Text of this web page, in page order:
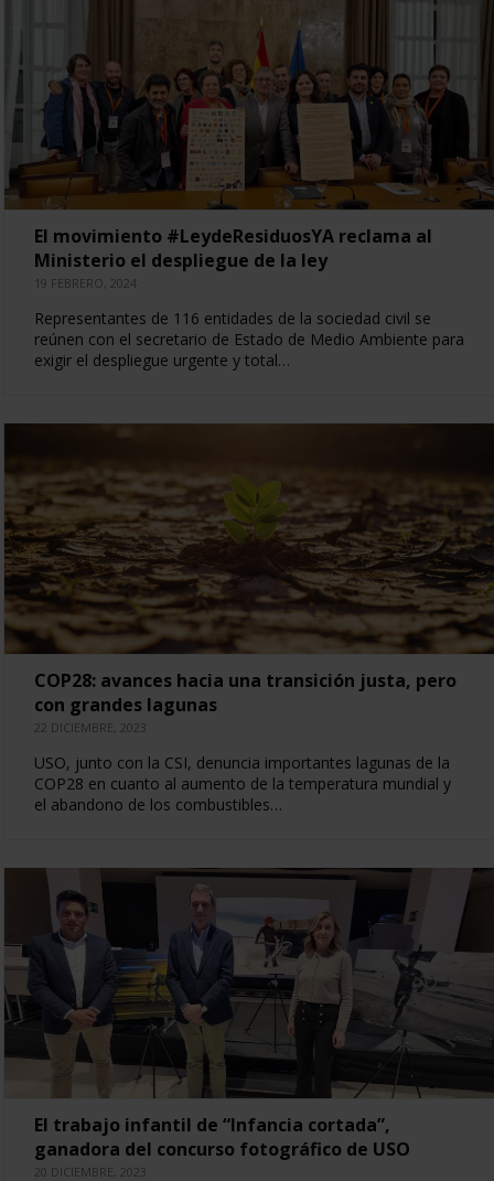
El movimiento #LeydeResiduosYA reclama al
Ministerio el despliegue de la ley
19 FEBRERO, 2024
Representantes de 116 entidades de la sociedad civil se
reúnen con el secretario de Estado de Medio Ambiente para
exigir el despliegue urgente y total…
COP28: avances hacia una transición justa, pero
con grandes lagunas
22 DICIEMBRE, 2023
USO, junto con la CSI, denuncia importantes lagunas de la
COP28 en cuanto al aumento de la temperatura mundial y
el abandono de los combustibles…
El trabajo infantil de “Infancia cortada”,
ganadora del concurso fotográfico de USO
20 DICIEMBRE, 2023